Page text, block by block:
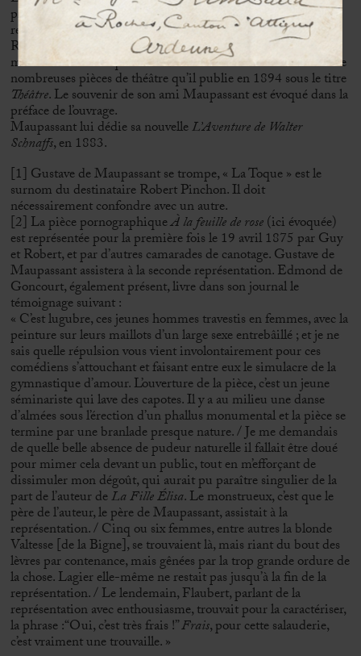
présentée conjointement par Guy et Robert pour la première
représentation le 19 avril 1875. Robert Pinchon retourne à
Rouen vers 1880 et devient bibliothécaire à la ville et critique
musical et dramatique dansLe Nouvelliste de Rouen. Il écrit de
nombreuses pièces de théâtre qu’il publie en 1894 sous le titre
Théâtre. Le souvenir de son ami Maupassant est évoqué dans la
préface de l’ouvrage.
Maupassant lui dédie sa nouvelleL’Aventure de Walter
Schnaffs, en 1883.
[1] Gustave de Maupassant se trompe, « La Toque » est le
surnom du destinataire Robert Pinchon. Il doit
nécessairement confondre avec un autre.
[2] La pièce pornographiqueÀ la feuille de rose(ici évoquée)
est représentée pour la première fois le 19 avril 1875 par Guy
et Robert, et par d’autres camarades de canotage. Gustave de
Maupassant assistera à la seconde représentation. Edmond de
Goncourt, également présent, livre dans son journal le
témoignage suivant :
« C’est lugubre, ces jeunes hommes travestis en femmes, avec la
peinture sur leurs maillots d’un large sexe entrebâillé ; et je ne
sais quelle répulsion vous vient involontairement pour ces
comédiens s’attouchant et faisant entre eux le simulacre de la
gymnastique d’amour. L’ouverture de la pièce, c’est un jeune
séminariste qui lave des capotes. Il y a au milieu une danse
d’almées sous l’érection d’un phallus monumental et la pièce se
termine par une branlade presque nature. / Je me demandais
de quelle belle absence de pudeur naturelle il fallait être doué
pour mimer cela devant un public, tout en m’efforçant de
dissimuler mon dégoût, qui aurait pu paraître singulier de la
part de l’auteur deLa Fille Élisa. Le monstrueux, c’est que le
père de l’auteur, le père de Maupassant, assistait à la
représentation. / Cinq ou six femmes, entre autres la blonde
Valtesse [de la Bigne], se trouvaient là, mais riant du bout des
lèvres par contenance, mais gênées par la trop grande ordure de
la chose. Lagier elle-même ne restait pas jusqu’à la fin de la
représentation. / Le lendemain, Flaubert, parlant de la
représentation avec enthousiasme, trouvait pour la caractériser,
la phrase :“Oui, c’est très frais !”Frais, pour cette salauderie,
c’est vraiment une trouvaille. »